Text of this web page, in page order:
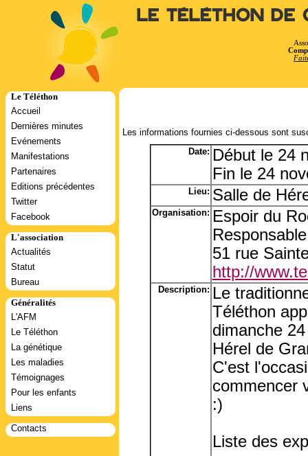
Le Téléthon de
Le Téléthon
Accueil
Dernières minutes
Evénements
Manifestations
Partenaires
Editions précédentes
Twitter
Facebook
L'association
Actualités
Statut
Bureau
Généralités
L'AFM
Le Téléthon
La génétique
Les maladies
Témoignages
Pour les enfants
Liens
Contacts
Les informations fournies ci-dessous sont
Date: Début le 24
Fin le 24
Lieu: Salle de
Organisation: Espoir du
51 rue
http://
Description: Le
Téléthon
dimanche
Hérel de
C'est
commencer
:)
Liste des